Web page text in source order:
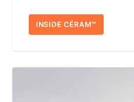
INSIDE CÉRAM™